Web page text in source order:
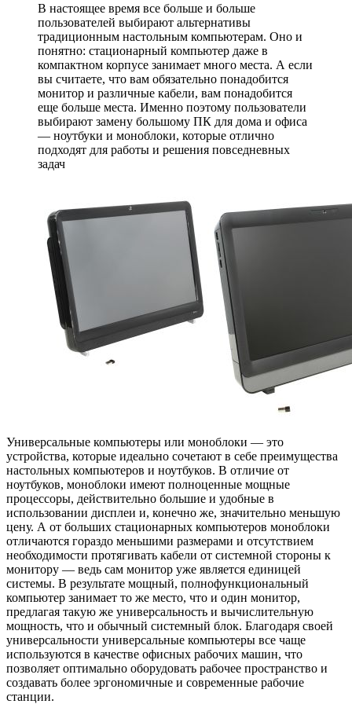
В настоящее время все больше и больше
пользователей выбирают альтернативы
традиционным настольным компьютерам. Оно и
понятно: стационарный компьютер даже в
компактном корпусе занимает много места. А если
вы считаете, что вам обязательно понадобится
монитор и различные кабели, вам понадобится
еще больше места. Именно поэтому пользователи
выбирают замену большому ПК для дома и офиса
— ноутбуки и моноблоки, которые отлично
подходят для работы и решения повседневных
задач
Универсальные компьютеры или моноблоки — это
устройства, которые идеально сочетают в себе преимущества
настольных компьютеров и ноутбуков. В отличие от
ноутбуков, моноблоки имеют полноценные мощные
процессоры, действительно большие и удобные в
использовании дисплеи и, конечно же, значительно меньшую
цену. А от больших стационарных компьютеров моноблоки
отличаются гораздо меньшими размерами и отсутствием
необходимости протягивать кабели от системной стороны к
монитору — ведь сам монитор уже является единицей
системы. В результате мощный, полнофункциональный
компьютер занимает то же место, что и один монитор,
предлагая такую ​​же универсальность и вычислительную
мощность, что и обычный системный блок. Благодаря своей
универсальности универсальные компьютеры все чаще
используются в качестве офисных рабочих машин, что
позволяет оптимально оборудовать рабочее пространство и
создавать более эргономичные и современные рабочие
станции.